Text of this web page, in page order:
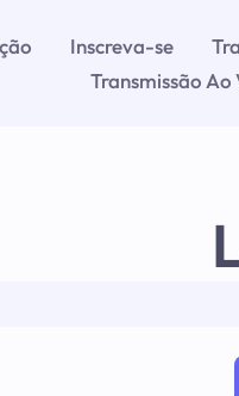
Inscreva-se
Transmissão Ao